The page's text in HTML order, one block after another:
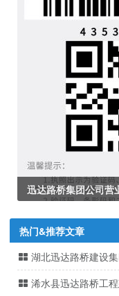
迅达路桥集团公司营
热门&推荐文章
湖北迅达路桥建设
浠水县迅达路桥工